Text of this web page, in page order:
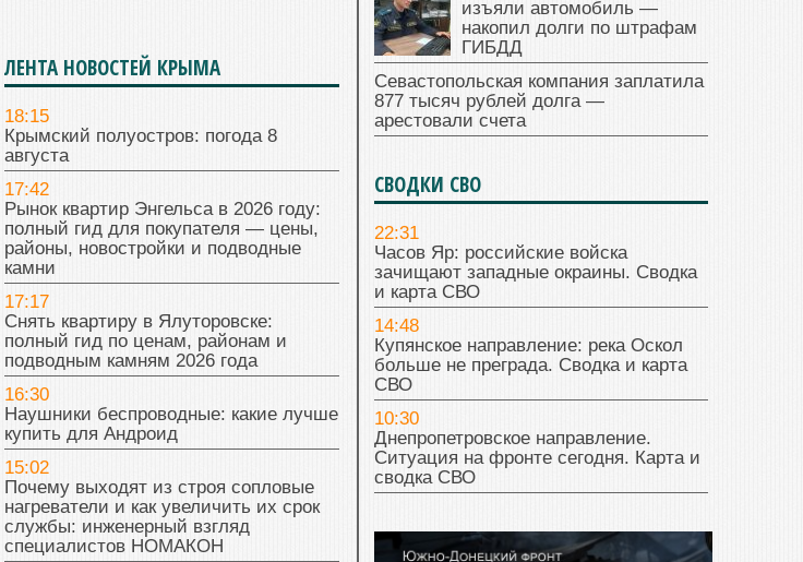
ЛЕНТА НОВОСТЕЙ КРЫМА
18:15
Крымский полуостров: погода 8
августа
17:42
Рынок квартир Энгельса в 2026 году:
полный гид для покупателя — цены,
районы, новостройки и подводные
камни
17:17
Снять квартиру в Ялуторовске:
полный гид по ценам, районам и
подводным камням 2026 года
16:30
Наушники беспроводные: какие лучше
купить для Андроид
15:02
Почему выходят из строя сопловые
нагреватели и как увеличить их срок
службы: инженерный взгляд
специалистов НОМАКОН
изъяли автомобиль —
накопил долги по штрафам
ГИБДД
Севастопольская компания заплатила
877 тысяч рублей долга —
арестовали счета
СВОДКИ СВО
22:31
Часов Яр: российские войска
зачищают западные окраины. Сводка
и карта СВО
14:48
Купянское направление: река Оскол
больше не преграда. Сводка и карта
СВО
10:30
Днепропетровское направление.
Ситуация на фронте сегодня. Карта и
сводка СВО